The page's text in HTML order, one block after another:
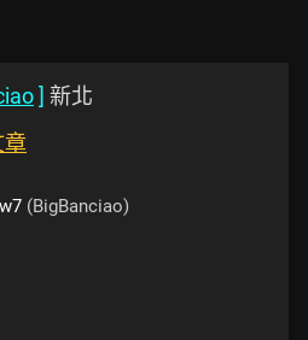
] 新北
(BigBanciao)